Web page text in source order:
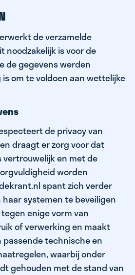
de verzamelde
noodzakelijk is voor de
de gegevens werden
om te voldoen aan wettelijke
de privacy van
draagt er zorg voor dat
en met de
worden
spant zich verder
systemen te beveiligen
enige vorm van
of verwerking en maakt
technische en
waarbij onder
gehouden met de stand van